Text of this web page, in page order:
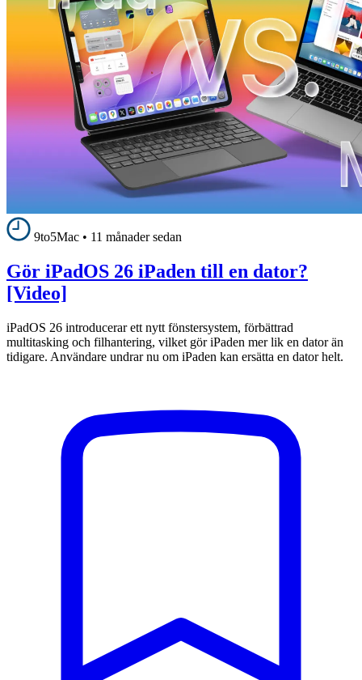
9to5Mac • 11 månader sedan
Gör iPadOS 26 iPaden till en dator?
[Video]
iPadOS 26 introducerar ett nytt fönstersystem, förbättrad
multitasking och filhantering, vilket gör iPaden mer lik en dator än
tidigare. Användare undrar nu om iPaden kan ersätta en dator helt.